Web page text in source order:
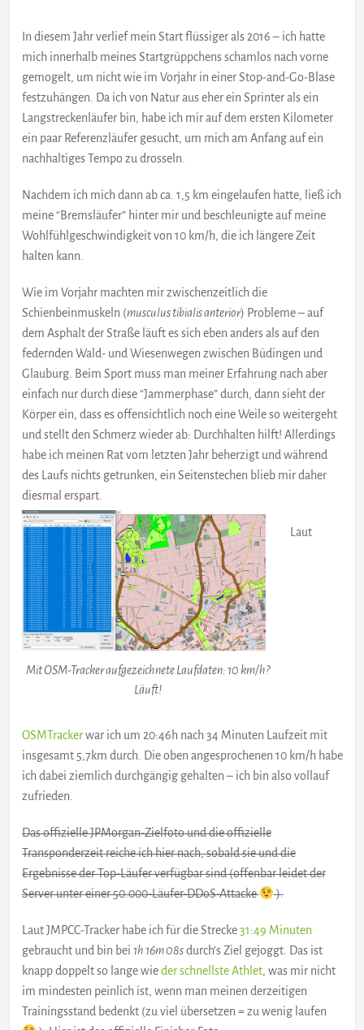
In diesem Jahr verlief mein Start flüssiger als 2016 – ich hatte
mich innerhalb meines Startgrüppchens schamlos nach vorne
gemogelt, um nicht wie im Vorjahr in einer Stop-and-Go-Blase
festzuhängen. Da ich von Natur aus eher ein Sprinter als ein
Langstreckenläufer bin, habe ich mir auf dem ersten Kilometer
ein paar Referenzläufer gesucht, um mich am Anfang auf ein
nachhaltiges Tempo zu drosseln.
Nachdem ich mich dann ab ca. 1,5 km eingelaufen hatte, ließ ich
meine “Bremsläufer” hinter mir und beschleunigte auf meine
Wohlfühlgeschwindigkeit von 10 km/h, die ich längere Zeit
halten kann.
Wie im Vorjahr machten mir zwischenzeitlich die
Schienbeinmuskeln (musculus tibialis anterior) Probleme – auf
dem Asphalt der Straße läuft es sich eben anders als auf den
federnden Wald- und Wiesenwegen zwischen Büdingen und
Glauburg. Beim Sport muss man meiner Erfahrung nach aber
einfach nur durch diese “Jammerphase” durch, dann sieht der
Körper ein, dass es offensichtlich noch eine Weile so weitergeht
und stellt den Schmerz wieder ab: Durchhalten hilft! Allerdings
habe ich meinen Rat vom letzten Jahr beherzigt und während
des Laufs nichts getrunken, ein Seitenstechen blieb mir daher
diesmal erspart.
Mit OSM-Tracker aufgezeichnete Laufdaten: 10 km/h?
Läuft!
Laut
OSMTrackerwar ich um 20:46h nach 34 Minuten Laufzeit mit
insgesamt 5,7km durch. Die oben angesprochenen 10 km/h habe
ich dabei ziemlich durchgängig gehalten – ich bin also vollauf
zufrieden.
Das offizielle JPMorgan-Zielfoto und die offizielle
Transponderzeit reiche ich hier nach, sobald sie und die
Ergebnisse der Top-Läufer verfügbar sind (offenbar leidet der
Server unter einer 50.000-Läufer-DDoS-Attacke
).
Laut JMPCC-Tracker habe ich für die Strecke31:49 Minuten
gebraucht und bin bei 1h 16m 08sdurch’s Ziel gejoggt. Das ist
knapp doppelt so lange wieder schnellste Athlet, was mir nicht
im mindesten peinlich ist, wenn man meinen derzeitigen
Trainingsstand bedenkt (zu viel übersetzen = zu wenig laufen